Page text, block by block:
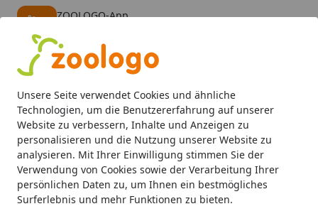
Unsere Seite verwendet Cookies und ähnliche
Technologien, um die Benutzererfahrung auf unserer
Website zu verbessern, Inhalte und Anzeigen zu
personalisieren und die Nutzung unserer Website zu
analysieren. Mit Ihrer Einwilligung stimmen Sie der
Verwendung von Cookies sowie der Verarbeitung Ihrer
persönlichen Daten zu, um Ihnen ein bestmögliches
Surferlebnis und mehr Funktionen zu bieten.
ZOOLOGO-App
Alle Produkte
Mein Konto
Suchen